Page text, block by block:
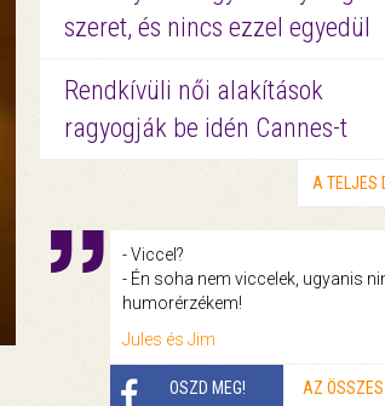
szeret, és nincs ezzel egyedül
Rendkívüli női alakítások
ragyogják be idén Cannes-t
A TELJES
- Viccel?
- Én soha nem viccelek, ugyanis
humorérzékem!
Jules és Jim
OSZD MEG! AZ